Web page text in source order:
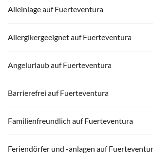
Alleinlage auf Fuerteventura
Allergikergeeignet auf Fuerteventura
Angelurlaub auf Fuerteventura
Barrierefrei auf Fuerteventura
Familienfreundlich auf Fuerteventura
Feriendörfer und -anlagen auf